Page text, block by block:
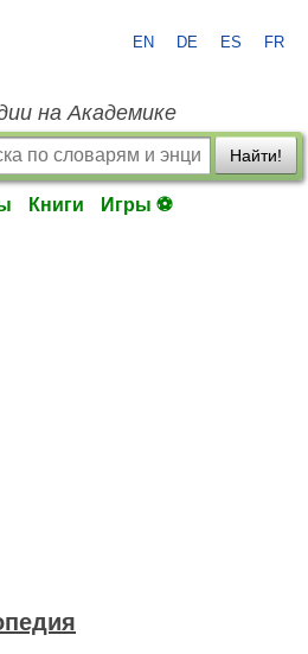
EN DE ES FR
на Академике
Найти!
Книги Игры ⚽